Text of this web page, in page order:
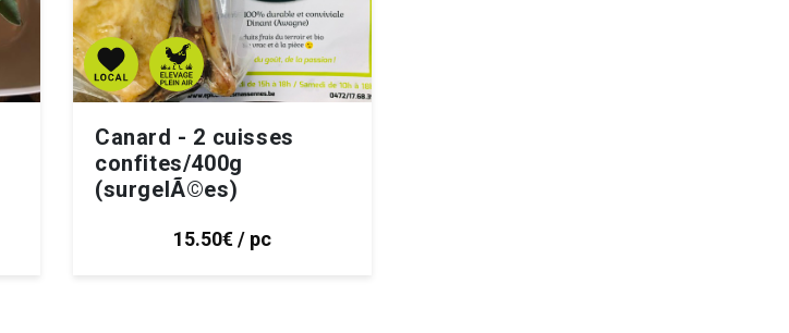
Canard - 2 cuisses
confites/400g
(surgelÃ©es)
15.50€ / pc